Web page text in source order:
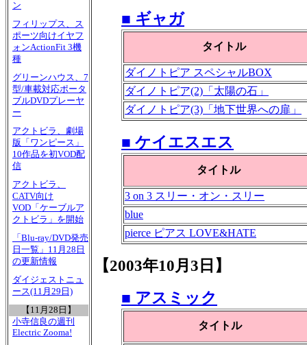
ン
フィリップス、ス
ポーツ向けイヤフ
ォンActionFit 3機
種
グリーンハウス、7
型/車載対応ポータ
ブルDVDプレーヤ
ー
アクトビラ、劇場
版「ワンピース」
10作品を初VOD配
信
アクトビラ、
CATV向け
VOD「ケーブルア
クトビラ」を開始
「Blu-ray/DVD発売
日一覧」11月28日
の更新情報
ダイジェストニュ
ース(11月29日)
【11月28日】
小寺信良の週刊
Electric Zooma!
■ ギャガ
タイトル
ダイノトピア スペシャルBOX
ダイノトピア(2)「太陽の石」
ダイノトピア(3)「地下世界への扉」
■ ケイエスエス
タイトル
3 on 3 スリー・オン・スリー
blue
pierce ピアス LOVE&HATE
【2003年10月3日】
■ アスミック
タイトル